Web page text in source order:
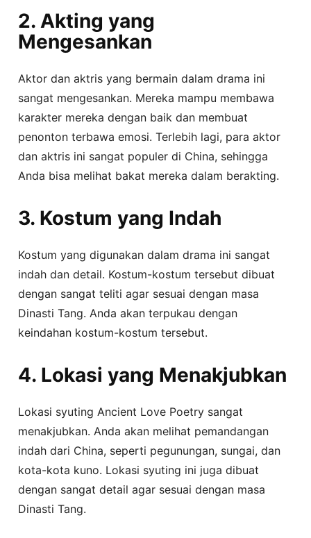
2. Akting yang
Mengesankan
Aktor dan aktris yang bermain dalam drama ini
sangat mengesankan. Mereka mampu membawa
karakter mereka dengan baik dan membuat
penonton terbawa emosi. Terlebih lagi, para aktor
dan aktris ini sangat populer di China, sehingga
Anda bisa melihat bakat mereka dalam berakting.
3. Kostum yang Indah
Kostum yang digunakan dalam drama ini sangat
indah dan detail. Kostum-kostum tersebut dibuat
dengan sangat teliti agar sesuai dengan masa
Dinasti Tang. Anda akan terpukau dengan
keindahan kostum-kostum tersebut.
4. Lokasi yang Menakjubkan
Lokasi syuting Ancient Love Poetry sangat
menakjubkan. Anda akan melihat pemandangan
indah dari China, seperti pegunungan, sungai, dan
kota-kota kuno. Lokasi syuting ini juga dibuat
dengan sangat detail agar sesuai dengan masa
Dinasti Tang.